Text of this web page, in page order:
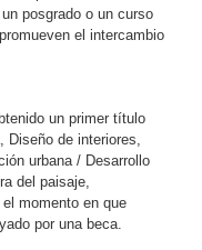
posgrado o un curso
el intercambio
un primer título
de interiores,
urbana / Desarrollo
del paisaje,
momento en que
por una beca.